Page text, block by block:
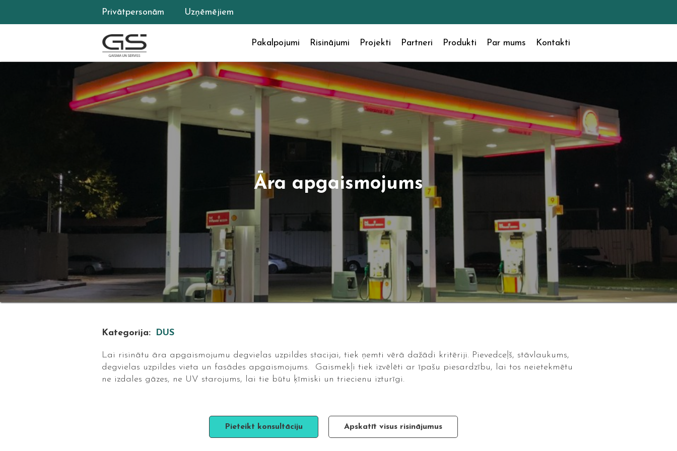
Privātpersonām Uzņēmējiem
Pakalpojumi Risinājumi Projekti Partneri Produkti Par mums Kontakti
Āra apgaismojums
Kategorija: DUS
Lai risinātu āra apgaismojumu degvielas uzpildes stacijai, tiek ņemti vērā dažādi kritēriji. Pievedceļš, stāvlaukums,
degvielas uzpildes vieta un fasādes apgaismojums. Gaismekļi tiek izvēlēti ar īpašu piesardzību, lai tos neietekmētu
ne izdales gāzes, ne UV starojums, lai tie būtu ķīmiski un triecienu izturīgi.
Pieteikt konsultāciju Apskatīt visus risinājumus